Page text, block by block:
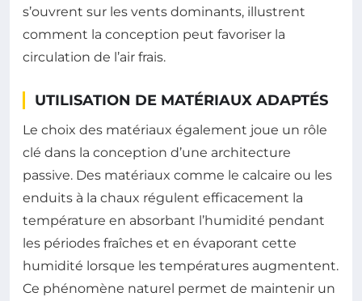
s’ouvrent sur les vents dominants, illustrent
comment la conception peut favoriser la
circulation de l’air frais.
UTILISATION DE MATÉRIAUX ADAPTÉS
Le choix des matériaux également joue un rôle
clé dans la conception d’une architecture
passive. Des matériaux comme le calcaire ou les
enduits à la chaux régulent efficacement la
température en absorbant l’humidité pendant
les périodes fraîches et en évaporant cette
humidité lorsque les températures augmentent.
Ce phénomène naturel permet de maintenir un